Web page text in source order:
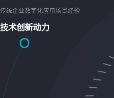
统企业数字化应用场景经验
技术创新动力